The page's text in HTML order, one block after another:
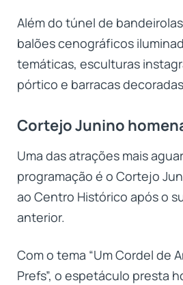
Além do túnel de
balões cenográficos
temáticas, esculturas
pórtico e barracas
Cortejo Junino
Uma das atrações mais
programação é o Cortejo
ao Centro Histórico após o
anterior.
Com o tema “Um Cordel de
Prefs”, o espetáculo presta